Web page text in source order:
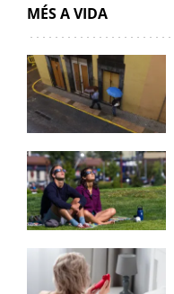
MÉS A VIDA